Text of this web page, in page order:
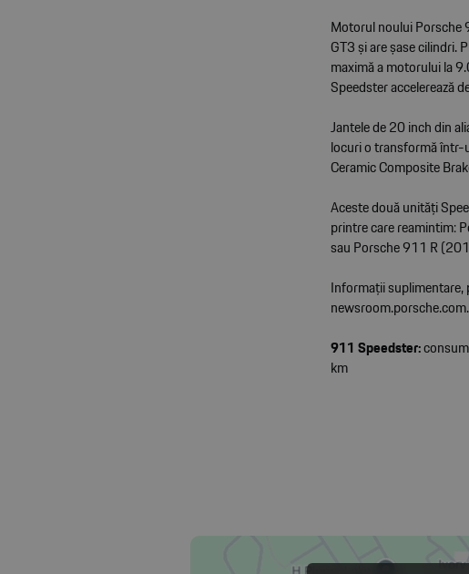
Motorul noului Porsche
GT3 și are șase cilindri.
maximă a motorului la
Speedster accelerează
Jantele de 20 inch din
locuri o transformă într-
Ceramic Composite
Aceste două unități
printre care reamintim:
sau Porsche 911 R
Informații suplimentare,
newsroom.porsche.com.
911 Speedster:
km